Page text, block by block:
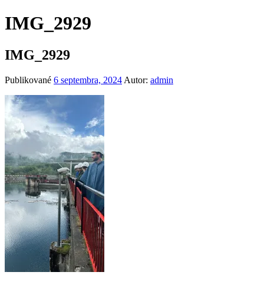
IMG_2929
IMG_2929
Publikované 6 septembra, 2024 Autor: admin